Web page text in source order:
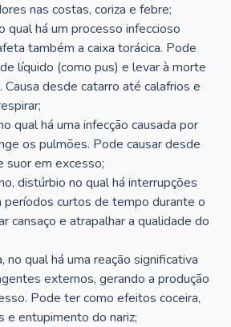
nas costas, coriza e febre;
qual há um processo infeccioso
também a caixa torácica. Pode
líquido (como pus) e levar à morte
Causa desde catarro até calafrios e
qual há uma infecção causada por
os pulmões. Pode causar desde
em excesso;
distúrbio no qual há interrupções
períodos curtos de tempo durante o
cansaço e atrapalhar a qualidade do
no qual há uma reação significativa
externos, gerando a produção
Pode ter como efeitos coceira,
e entupimento do nariz;